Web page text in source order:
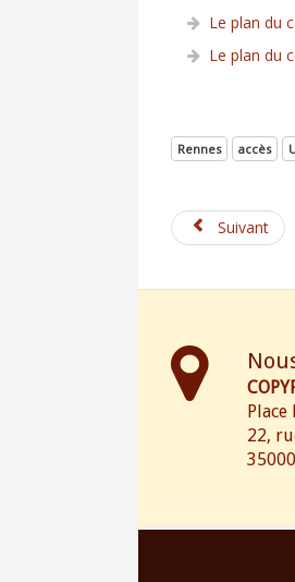
Le plan du
Le plan du
Rennes accès
Suivant
Place
22,